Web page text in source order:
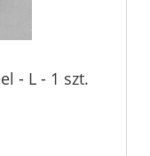
- L - 1 szt.